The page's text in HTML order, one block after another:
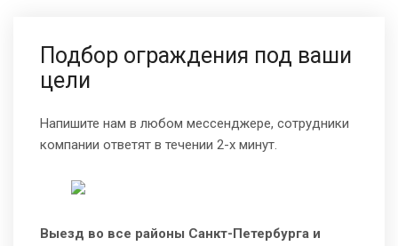
Подбор ограждения под ваши
цели
Напишите нам в любом мессенджере, сотрудники
компании ответят в течении 2-х минут.
Выезд во все районы Санкт-Петербурга и